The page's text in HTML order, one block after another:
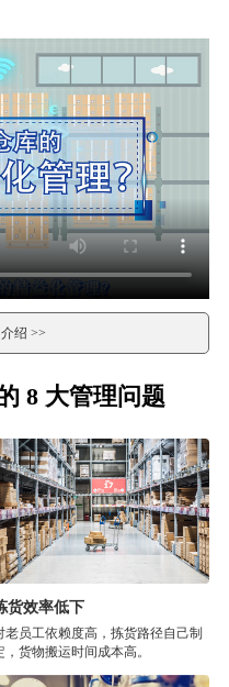
绍 >>
8 大管理问题
货效率低下
老员工依赖度高，拣货路径自己制
，货物搬运时间成本高。